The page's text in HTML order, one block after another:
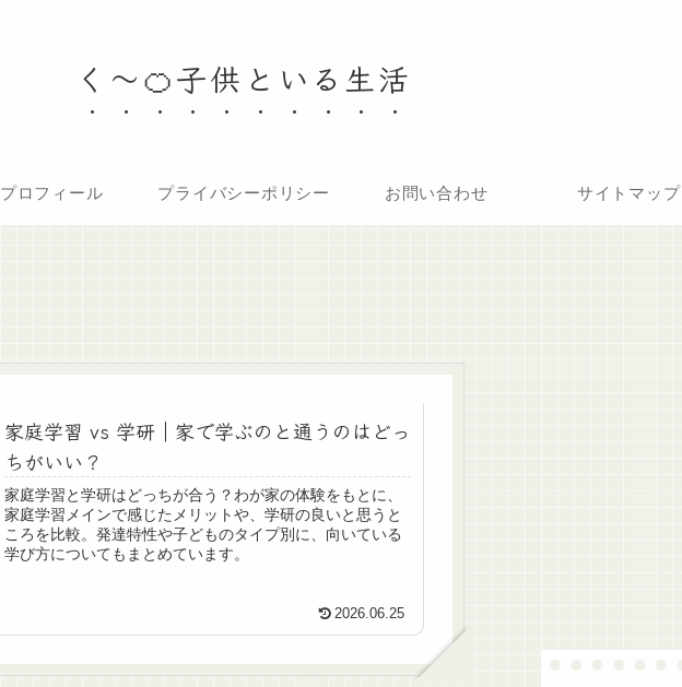
く～🍊子供といる生活
プロフィール プライバシーポリシー お問い合わせ サイトマップ
家庭学習 vs 学研｜家で学ぶのと通うのはどっ
ちがいい？
家庭学習と学研はどっちが合う？わが家の体験をもとに、
家庭学習メインで感じたメリットや、学研の良いと思うと
ころを比較。発達特性や子どものタイプ別に、向いている
学び方についてもまとめています。
2026.06.25